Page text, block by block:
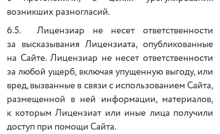
возникших разногласий.
6.5. Лицензиар не несет ответственности
за высказывания Лицензиата, опубликованные
на Сайте. Лицензиар не несет ответственности
за любой ущерб, включая упущенную выгоду, или
вред, вызванные в связи с использованием Сайта,
размещенной в ней информации, материалов,
к которым Лицензиат или иные лица получили
доступ при помощи Сайта.